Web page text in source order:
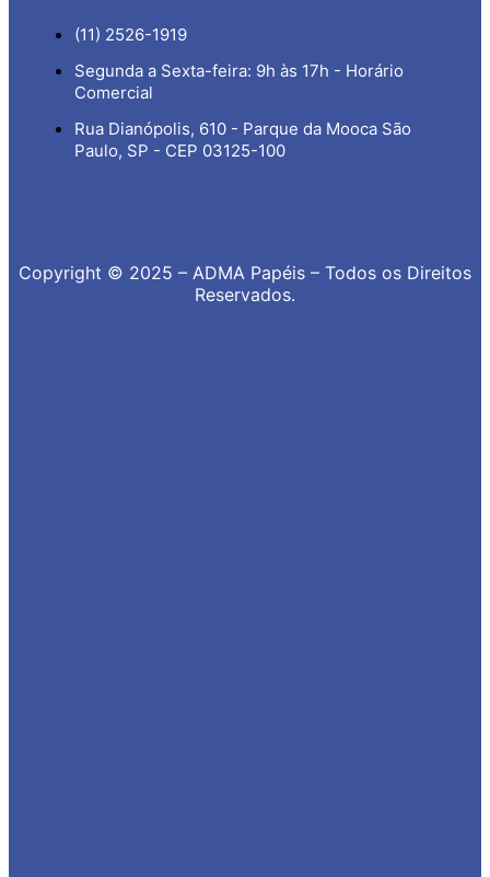
(11) 2526-1919
Segunda a Sexta-feira: 9h às 17h - Horário
Comercial
Rua Dianópolis, 610 - Parque da Mooca São
Paulo, SP - CEP 03125-100
Copyright © 2025 – ADMA Papéis – Todos os Direitos
Reservados.